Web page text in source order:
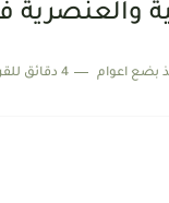
والعنصرية
بضع اعوام 4 دقائق للقراءة